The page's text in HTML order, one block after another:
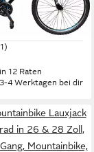
12 Raten
4 Werktagen bei dir
Lauxjack
in 26 & 28 Zoll,
Mountainbike,